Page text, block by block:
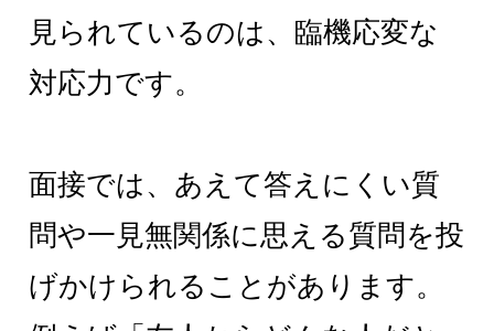
見られているのは、臨機応変な
対応力です。
面接では、あえて答えにくい質
問や一見無関係に思える質問を投
げかけられることがあります。